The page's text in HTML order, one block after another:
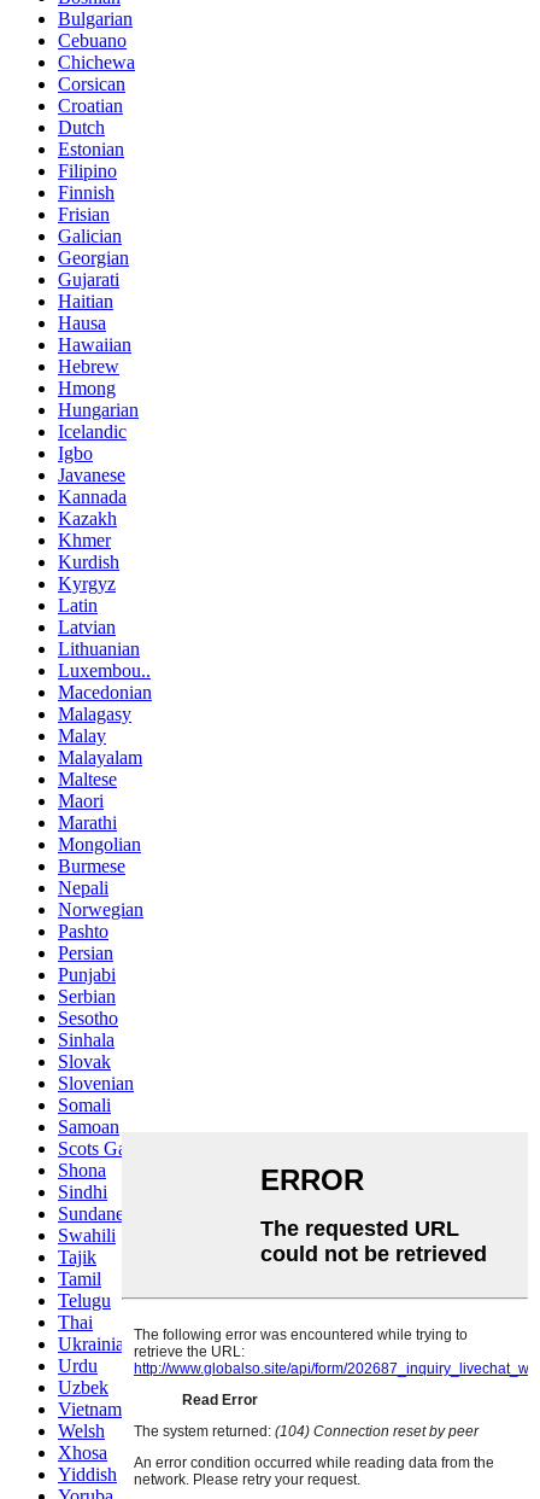
Bulgarian
Cebuano
Chichewa
Corsican
Croatian
Dutch
Estonian
Filipino
Finnish
Frisian
Galician
Georgian
Gujarati
Haitian
Hausa
Hawaiian
Hebrew
Hmong
Hungarian
Icelandic
Igbo
Javanese
Kannada
Kazakh
Khmer
Kurdish
Kyrgyz
Latin
Latvian
Lithuanian
Luxembou..
Macedonian
Malagasy
Malay
Malayalam
Maltese
Maori
Marathi
Mongolian
Burmese
Nepali
Norwegian
Pashto
Persian
Punjabi
Serbian
Sesotho
Sinhala
Slovak
Slovenian
Somali
Samoan
Scots Gaelic
Shona
Sindhi
Sundanese
Swahili
Tajik
Tamil
Telugu
Thai
Ukrainian
Urdu
Uzbek
Vietnamese
Welsh
Xhosa
Yiddish